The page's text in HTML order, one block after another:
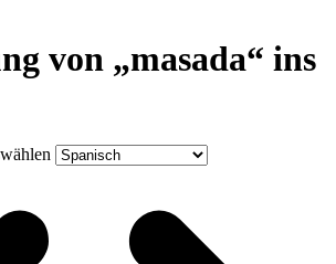
von „masada“ ins